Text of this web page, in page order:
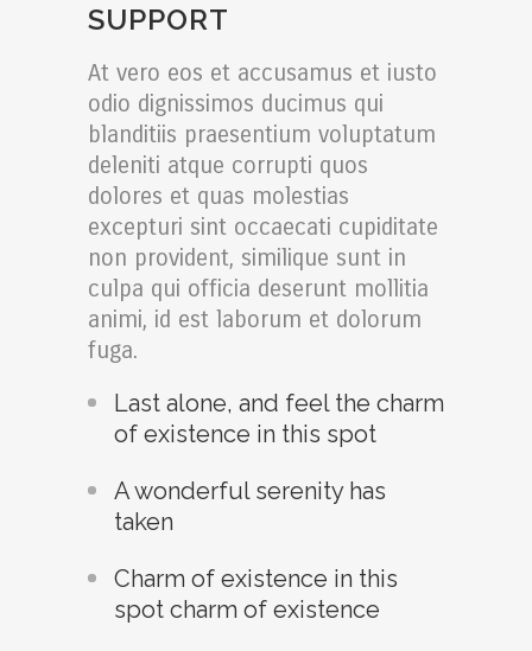
SUPPORT
At vero eos et accusamus et iusto
odio dignissimos ducimus qui
blanditiis praesentium voluptatum
deleniti atque corrupti quos
dolores et quas molestias
excepturi sint occaecati cupiditate
non provident, similique sunt in
culpa qui officia deserunt mollitia
animi, id est laborum et dolorum
fuga.
Last alone, and feel the charm
of existence in this spot
A wonderful serenity has
taken
Charm of existence in this
spot charm of existence